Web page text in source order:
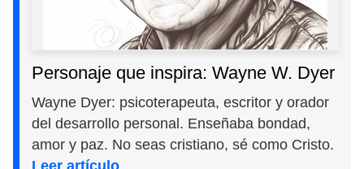
Personaje que inspira: Wayne W. Dyer
Wayne Dyer: psicoterapeuta, escritor y orador
del desarrollo personal. Enseñaba bondad,
amor y paz. No seas cristiano, sé como Cristo.